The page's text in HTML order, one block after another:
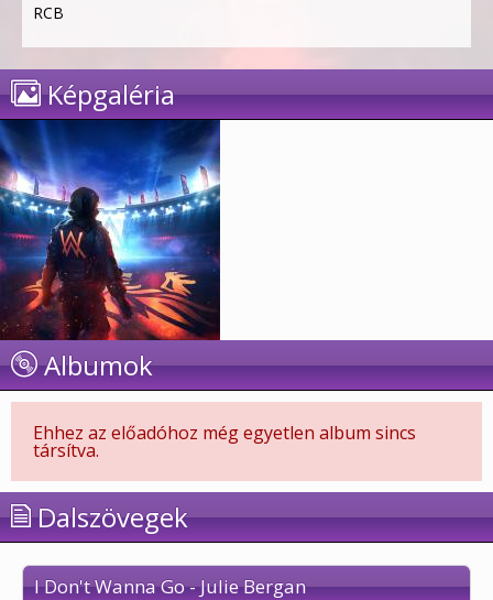
RCB
Képgaléria
Albumok
Ehhez az előadóhoz még egyetlen album sincs
társítva.
Dalszövegek
I Don't Wanna Go - Julie Bergan